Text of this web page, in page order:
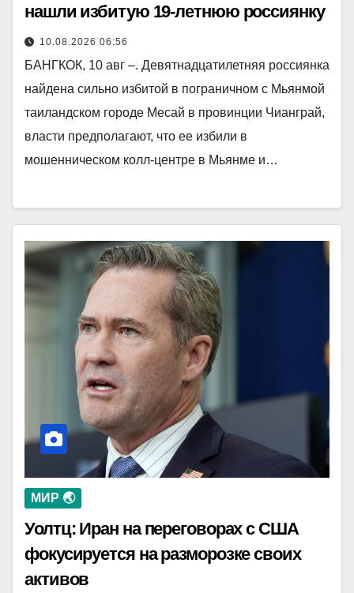
нашли избитую 19-летнюю россиянку
10.08.2026 06:56
БАНГКОК, 10 авг –. Девятнадцатилетняя россиянка
найдена сильно избитой в пограничном с Мьянмой
таиландском городе Месай в провинции Чианграй,
власти предполагают, что ее избили в
мошенническом колл-центре в Мьянме и…
МИР 🌏
Уолтц: Иран на переговорах с США
фокусируется на разморозке своих
активов